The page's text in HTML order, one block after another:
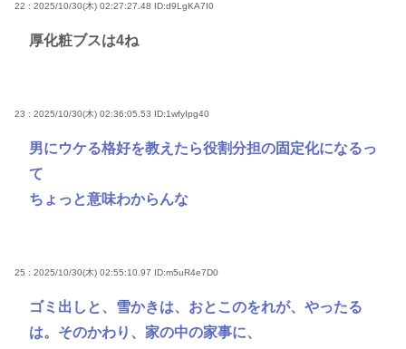
22 : 2025/10/30(木) 02:27:27.48 ID:d9LgKA7I0
厚化粧ブスは4ね
23 : 2025/10/30(木) 02:36:05.53 ID:1wfyIpg40
男にウケる格好を教えたら役割分担の固定化になるっ
て
ちょっと意味わからんな
25 : 2025/10/30(木) 02:55:10.97 ID:m5uR4e7D0
ゴミ出しと、雪かきは、おとこのをれが、やったる
は。そのかわり、家の中の家事に、